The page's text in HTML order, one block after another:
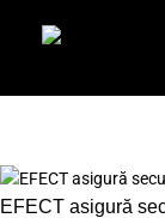
EFECT asigură